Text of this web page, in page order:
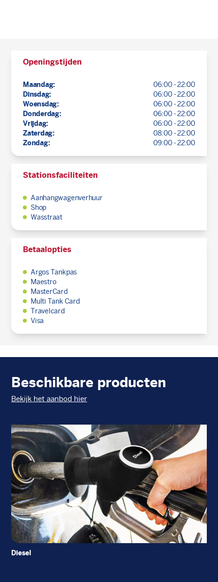
Openingstijden
Maandag:
06:00 - 22:00
Dinsdag:
06:00 - 22:00
Woensdag:
06:00 - 22:00
Donderdag:
06:00 - 22:00
Vrijdag:
06:00 - 22:00
Zaterdag:
08:00 - 22:00
Zondag:
09:00 - 22:00
Stationsfaciliteiten
Aanhangwagenverhuur
Shop
Wasstraat
Betaalopties
Argos Tankpas
Maestro
MasterCard
Multi Tank Card
Travelcard
Visa
Beschikbare producten
Bekijk het aanbod hier
Diesel